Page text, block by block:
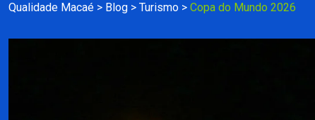
Qualidade Macaé > Blog > Turismo > Copa do Mundo 2026